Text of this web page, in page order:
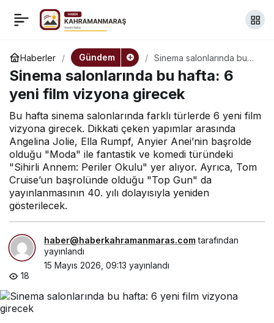
Haberler Gündem
Sinema salonlarında bu
hafta: 6 yeni film vizyona
girecek
Sinema salonlarında bu hafta: 6
yeni film vizyona girecek
Bu hafta sinema salonlarında farklı türlerde 6 yeni film
vizyona girecek. Dikkati çeken yapımlar arasında
Angelina Jolie, Ella Rumpf, Anyier Anei’nin başrolde
olduğu "Moda" ile fantastik ve komedi türündeki
"Sihirli Annem: Periler Okulu" yer alıyor. Ayrıca, Tom
Cruise’un başrolünde olduğu "Top Gun" da
yayınlanmasının 40. yılı dolayısıyla yeniden
gösterilecek.
haber@haberkahramanmaras.comtarafından
yayınlandı
15 Mayıs 2026, 09:13 yayınlandı
18
HSK’dan 4 yeni ağır
ceza mahkemesi için
yargı çevresi kararı
Paylaş